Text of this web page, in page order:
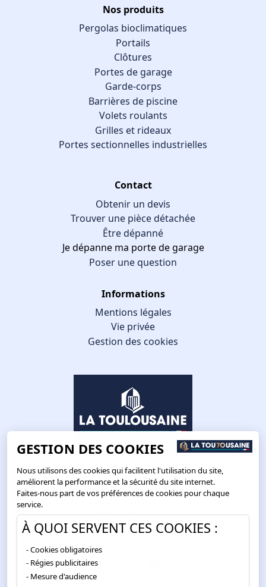
Nos produits
Pergolas bioclimatiques
Portails
Clôtures
Portes de garage
Garde-corps
Barrières de piscine
Volets roulants
Grilles et rideaux
Portes sectionnelles industrielles
Contact
Obtenir un devis
Trouver une pièce détachée
Être dépanné
Je dépanne ma porte de garage
Poser une question
Informations
Mentions légales
Vie privée
Gestion des cookies
Route de Toulouse
CS57668 ESCALQUENS
31676 LABÈGE CEDEX
GESTION DES COOKIES
Nous utilisons des cookies qui facilitent l'utilisation du site,
améliorent la performance et la sécurité du site internet.
Faites-nous part de vos préférences de cookies pour chaque
service.
À QUOI SERVENT CES COOKIES :
Cookies obligatoires
Régies publicitaires
Mesure d'audience